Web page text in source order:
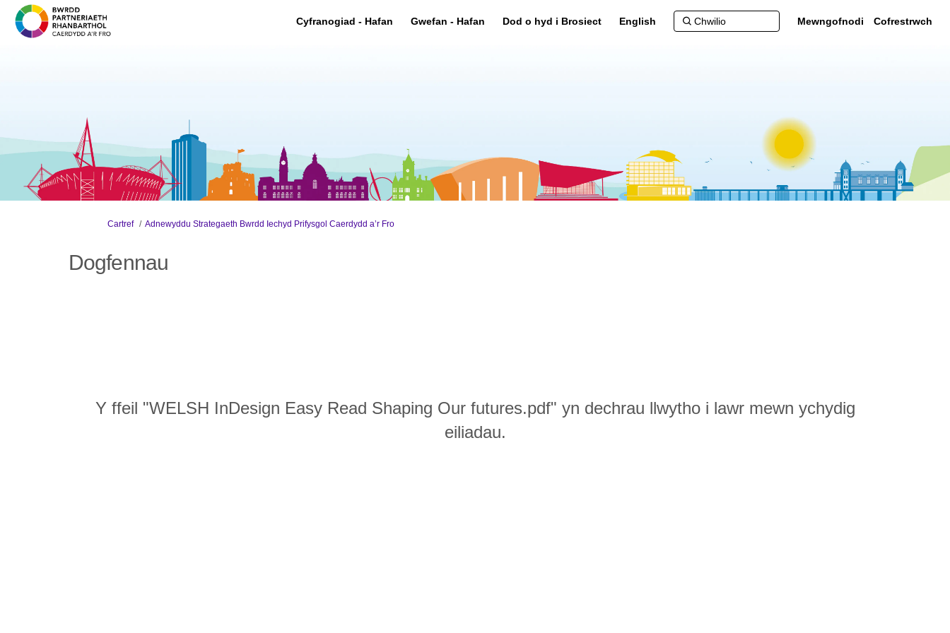
Cyfranogiad - Hafan Gwefan - Hafan Dod o hyd i Brosiect English Mewngofnodi Cofrestrwch
Rydych yma:
Cartref Adnewyddu Strategaeth Bwrdd Iechyd Prifysgol Caerdydd a’r Fro
Dogfennau
Y ffeil "WELSH InDesign Easy Read Shaping Our futures.pdf" yn dechrau llwytho i lawr mewn ychydig
eiliadau.